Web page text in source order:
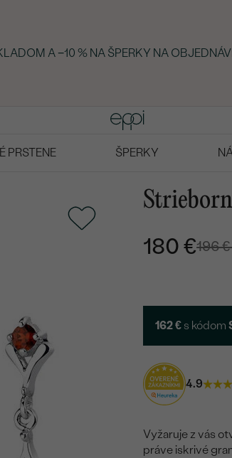
A −10 % NA ŠPERKY NA
PRSTENE ŠPERKY
180 €196 €
162 € s kódom
4.9
Vyžaruje z vás
práve iskrivé